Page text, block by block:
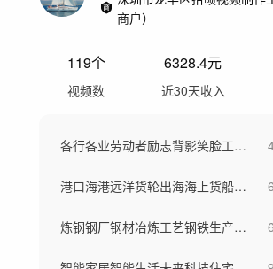
商户）
119个
视频数
6328.4元
近30天收入
各行各业劳动者励志背影笑脸工作场景劳动节
港口海港远洋货轮出海海上货船一带一路
炼钢钢厂钢材冶炼工艺钢铁生产大型工厂航拍